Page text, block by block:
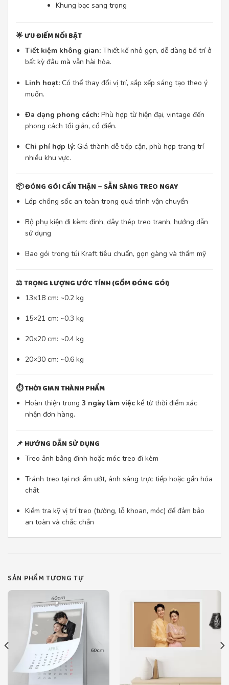
Khung bạc sang trọng
🌟ƯU ĐIỂM NỔI BẬT
Tiết kiệm không gian: Thiết kế nhỏ gọn, dễ dàng bố trí ở
bất kỳ đâu mà vẫn hài hòa.
Linh hoạt: Có thể thay đổi vị trí, sắp xếp sáng tạo theo ý
muốn.
Đa dạng phong cách: Phù hợp từ hiện đại, vintage đến
phong cách tối giản, cổ điển.
Chi phí hợp lý: Giá thành dễ tiếp cận, phù hợp trang trí
nhiều khu vực.
📦ĐÓNG GÓI CẨN THẬN – SẴN SÀNG TREO NGAY
Lớp chống sốc an toàn trong quá trình vận chuyển
Bộ phụ kiện đi kèm: đinh, dây thép treo tranh, hướng dẫn
sử dụng
Bao gói trong túi Kraft tiêu chuẩn, gọn gàng và thẩm mỹ
⚖️TRỌNG LƯỢNG ƯỚC TÍNH (GỒM ĐÓNG GÓI)
13×18 cm: ~0.2 kg
15×21 cm: ~0.3 kg
20×20 cm: ~0.4 kg
20×30 cm: ~0.6 kg
⏱️THỜI GIAN THÀNH PHẨM
Hoàn thiện trong3 ngày làm việc kể từ thời điểm xác
nhận đơn hàng.
📌 HƯỚNG DẪN SỬ DỤNG
Treo ảnh bằng đinh hoặc móc treo đi kèm
Tránh treo tại nơi ẩm ướt, ánh sáng trực tiếp hoặc gần hóa
chất
Kiểm tra kỹ vị trí treo (tường, lỗ khoan, móc) để đảm bảo
an toàn và chắc chắn
SẢN PHẨM TƯƠNG TỰ